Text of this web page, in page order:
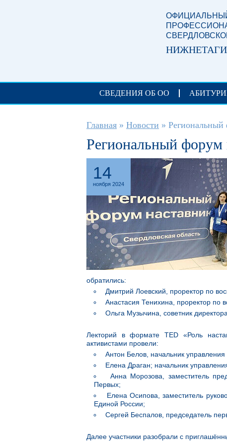
СВЕДЕНИЯ ОБ ОО
Вы здесь
Главная » Новости » Региональный
Региональный форум
14
ноября 2024
обратились:
Дмитрий Лоевский, проректор по
Анастасия Тенихина, проректор по
Ольга Музычина, советник
Лекторий в формате TED «Роль
активистами провели:
Антон Белов, начальник
Елена Драган; начальник
Анна Морозова, заместитель
Первых;
Елена Осипова, заместитель
Единой России;
Сергей Беспалов, председатель
Далее участники разобрали с